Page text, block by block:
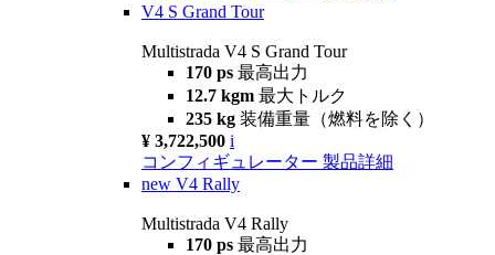
V4 S Grand Tour
Multistrada V4 S Grand Tour
170 ps 最高出力
12.7 kgm 最大トルク
235 kg 装備重量（燃料を除く）
¥ 3,722,500 i
コンフィギュレーター 製品詳細
new V4 Rally
Multistrada V4 Rally
170 ps 最高出力